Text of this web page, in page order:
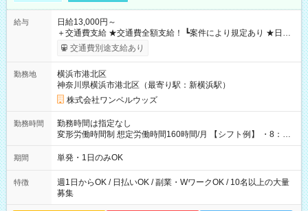
給与
日給13,000円～
＋交通費支給 ★交通費全額支給！ ┗案件により規定あり ★日払
いOK！（規定あり） ┗働いたその日に現金GET♪ お仕事後はコ
ンビニATMから 日払い分を引き落とせます！ 【試用期間】試
交通費別途支給あり
勤務地
横浜市港北区
神奈川県横浜市港北区（最寄り駅：新横浜駅）
株式会社ワンベルウッズ
勤務時間
勤務時間は指定なし
変形労働時間制 想定労働時間160時間/月 【シフト例】 ・8：00
～21：00
期間 単発・1日のみOK
特徴
週1日からOK / 日払いOK / 副業・WワークOK / 10名以上の大量
募集